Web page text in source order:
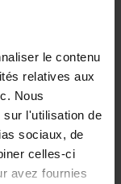
le contenu
relatives aux
Nous
sur l'utilisation de
sociaux, de
celles-ci
avez fournies
256